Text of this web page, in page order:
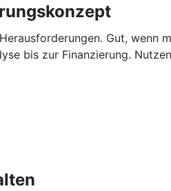
Gut, wenn
bis zur Finanzierung.